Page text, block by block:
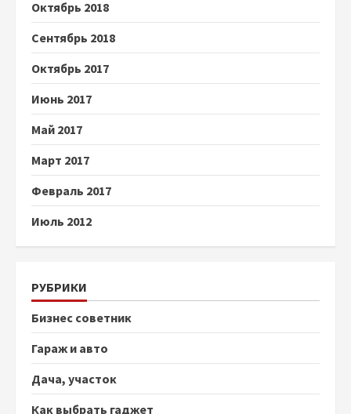
Октябрь 2018
Сентябрь 2018
Октябрь 2017
Июнь 2017
Май 2017
Март 2017
Февраль 2017
Июль 2012
РУБРИКИ
Бизнес советник
Гараж и авто
Дача, участок
Как выбрать гаджет